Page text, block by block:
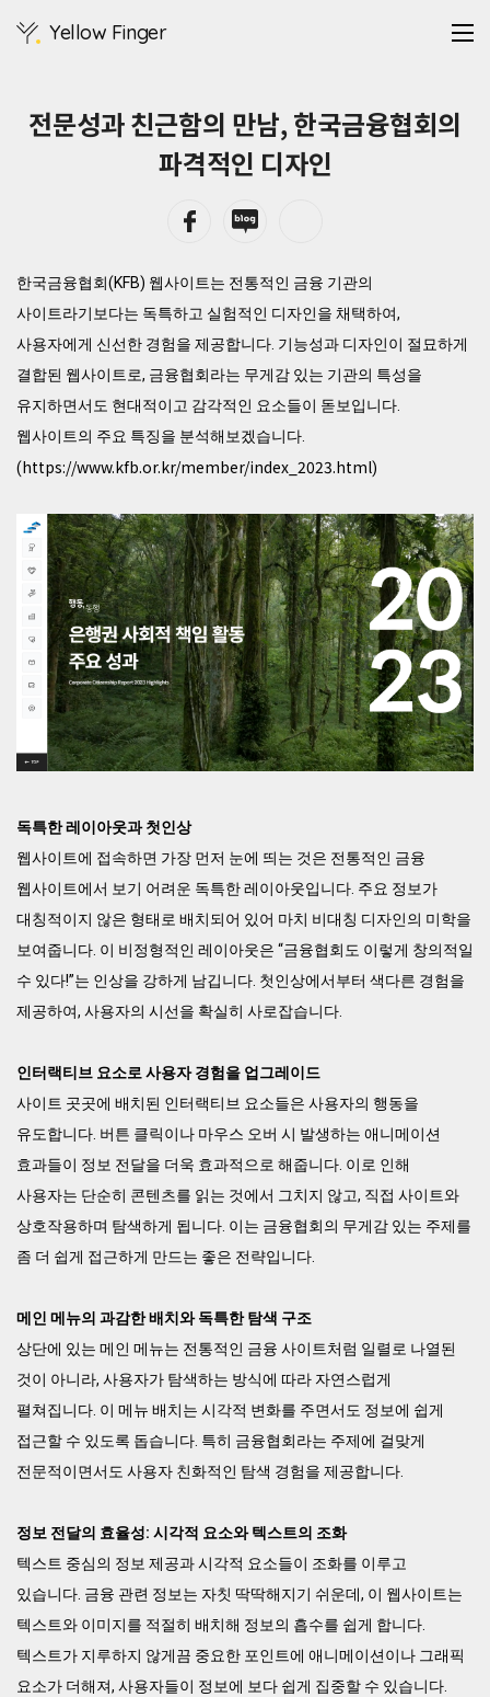
Yellow Finger
전문성과 친근함의 만남, 한국금융협회의
파격적인 디자인
한국금융협회(KFB) 웹사이트는 전통적인 금융 기관의
사이트라기보다는 독특하고 실험적인 디자인을 채택하여,
사용자에게 신선한 경험을 제공합니다. 기능성과 디자인이 절묘하게
결합된 웹사이트로, 금융협회라는 무게감 있는 기관의 특성을
유지하면서도 현대적이고 감각적인 요소들이 돋보입니다.
웹사이트의 주요 특징을 분석해보겠습니다.
(https://www.kfb.or.kr/member/index_2023.html)
독특한 레이아웃과 첫인상
웹사이트에 접속하면 가장 먼저 눈에 띄는 것은 전통적인 금융
웹사이트에서 보기 어려운 독특한 레이아웃입니다. 주요 정보가
대칭적이지 않은 형태로 배치되어 있어 마치 비대칭 디자인의 미학을
보여줍니다. 이 비정형적인 레이아웃은 “금융협회도 이렇게 창의적일
수 있다!”는 인상을 강하게 남깁니다. 첫인상에서부터 색다른 경험을
제공하여, 사용자의 시선을 확실히 사로잡습니다.
인터랙티브 요소로 사용자 경험을 업그레이드
사이트 곳곳에 배치된 인터랙티브 요소들은 사용자의 행동을
유도합니다. 버튼 클릭이나 마우스 오버 시 발생하는 애니메이션
효과들이 정보 전달을 더욱 효과적으로 해줍니다. 이로 인해
사용자는 단순히 콘텐츠를 읽는 것에서 그치지 않고, 직접 사이트와
상호작용하며 탐색하게 됩니다. 이는 금융협회의 무게감 있는 주제를
좀 더 쉽게 접근하게 만드는 좋은 전략입니다.
메인 메뉴의 과감한 배치와 독특한 탐색 구조
상단에 있는 메인 메뉴는 전통적인 금융 사이트처럼 일렬로 나열된
것이 아니라, 사용자가 탐색하는 방식에 따라 자연스럽게
펼쳐집니다. 이 메뉴 배치는 시각적 변화를 주면서도 정보에 쉽게
접근할 수 있도록 돕습니다. 특히 금융협회라는 주제에 걸맞게
전문적이면서도 사용자 친화적인 탐색 경험을 제공합니다.
정보 전달의 효율성: 시각적 요소와 텍스트의 조화
텍스트 중심의 정보 제공과 시각적 요소들이 조화를 이루고
있습니다. 금융 관련 정보는 자칫 딱딱해지기 쉬운데, 이 웹사이트는
텍스트와 이미지를 적절히 배치해 정보의 흡수를 쉽게 합니다.
텍스트가 지루하지 않게끔 중요한 포인트에 애니메이션이나 그래픽
요소가 더해져, 사용자들이 정보에 보다 쉽게 집중할 수 있습니다.